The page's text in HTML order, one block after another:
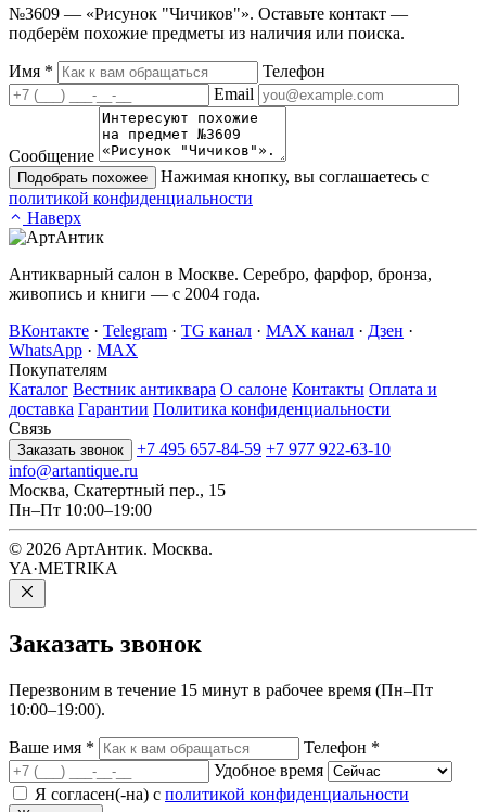
№3609 — «Рисунок "Чичиков"». Оставьте контакт —
подберём похожие предметы из наличия или поиска.
Имя *
Телефон
Email
Сообщение
Подобрать похожее
Нажимая кнопку, вы соглашаетесь с
политикой конфиденциальности
Наверх
Антикварный салон в Москве. Серебро, фарфор, бронза,
живопись и книги — с 2004 года.
ВКонтакте · Telegram · TG канал · MAX канал · Дзен ·
WhatsApp · MAX
Покупателям
Каталог Вестник антиквара О салоне Контакты Оплата и
доставка Гарантии Политика конфиденциальности
Связь
Заказать звонок +7 495 657-84-59 +7 977 922-63-10
info@artantique.ru
Москва, Скатертный пер., 15
Пн–Пт 10:00–19:00
© 2026 АртАнтик. Москва.
YA·METRIKA
Заказать звонок
Перезвоним в течение 15 минут в рабочее время (Пн–Пт
10:00–19:00).
Ваше имя * Телефон *
Удобное время
Я согласен(-на) с политикой конфиденциальности